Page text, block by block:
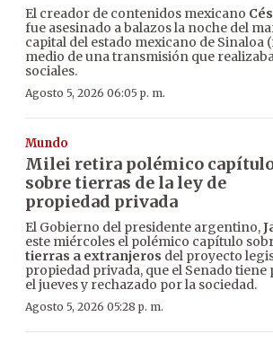
El creador de contenidos mexicano
fue asesinado a balazos la noche del
capital del estado mexicano de Sinaloa
medio de una transmisión que
sociales.
Agosto 5, 2026 06:05 p. m.
Mundo
Milei retira polémico
sobre tierras de la ley de
propiedad privada
El Gobierno del presidente argentino,
este miércoles el polémico capítulo
tierras a extranjeros del proyecto
propiedad privada, que el Senado
el jueves y rechazado por la sociedad.
Agosto 5, 2026 05:28 p. m.